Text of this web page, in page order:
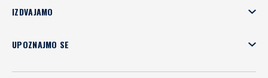
IZDVAJAMO
UPOZNAJMO SE